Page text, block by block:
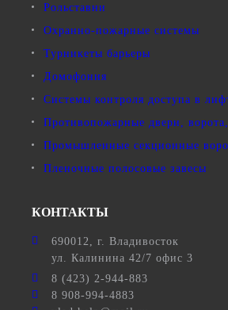
Рольставни
Охранно-пожарные системы
Турникеты барьеры
Домофония
Системы контроля доступа в
Противопожарные двери,
Промышленные секционные
Пленочные полосовые завесы
КОНТАКТЫ
690012 , г. Владивосток
ул. Калинина 42/7 офис 3
8 (423) 2-944-883
8 908-994-4883